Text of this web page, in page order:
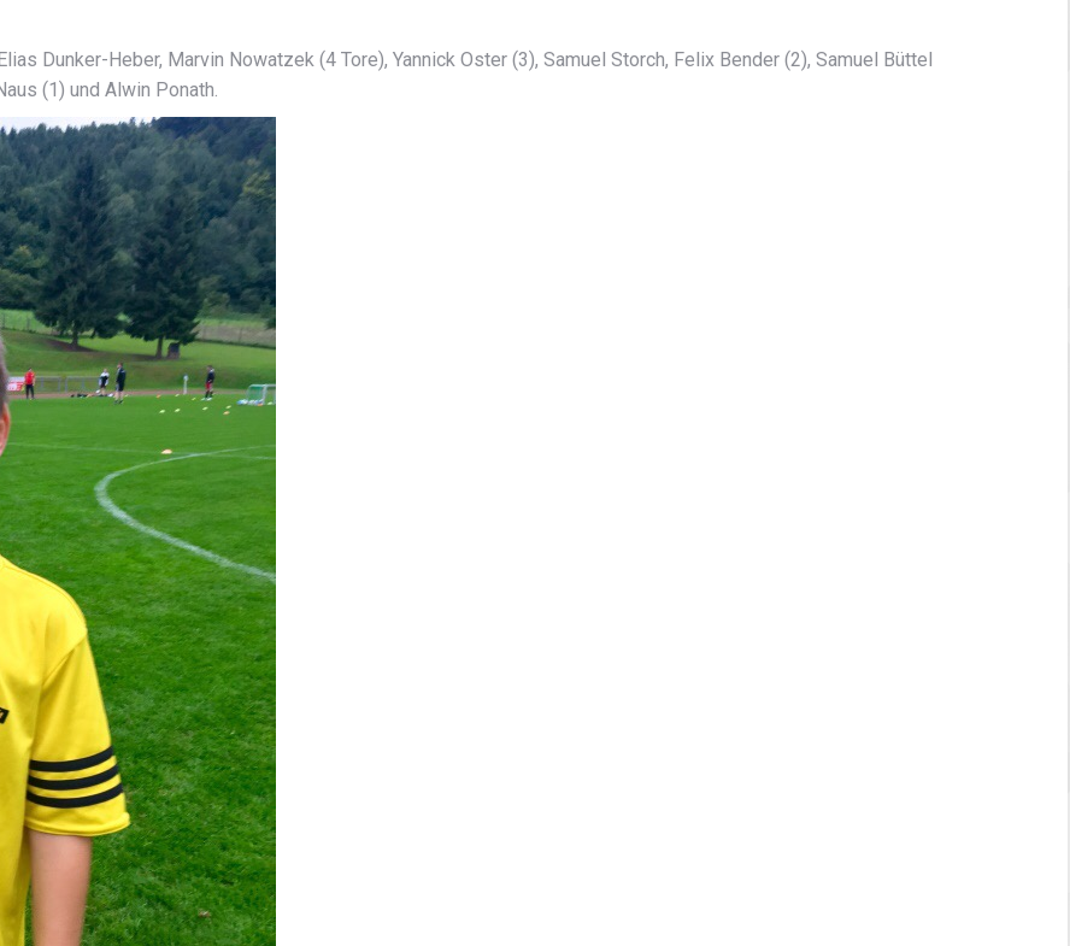
Dunker-Heber, Marvin Nowatzek (4 Tore), Yannick Oster (3), Samuel Storch, Felix Bender (2), Samuel Büttel
(1) und Alwin Ponath.